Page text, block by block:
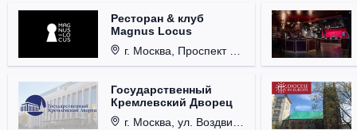
Ресторан & клуб
Magnus Locus
г. Москва, Проспект Мира, д. 12, стр. 9.
Государственный
Кремлевский Дворец
г. Москва, ул. Воздвиженка, д. 1, Кремль.